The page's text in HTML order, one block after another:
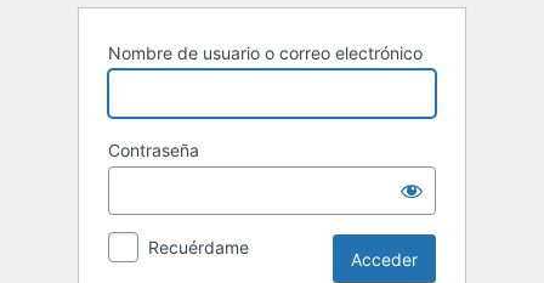
Nombre de usuario o correo electrónico
Contraseña
Recuérdame